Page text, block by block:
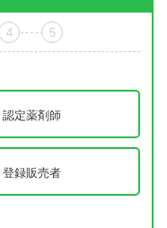
4 5
認定薬剤師
登録販売者